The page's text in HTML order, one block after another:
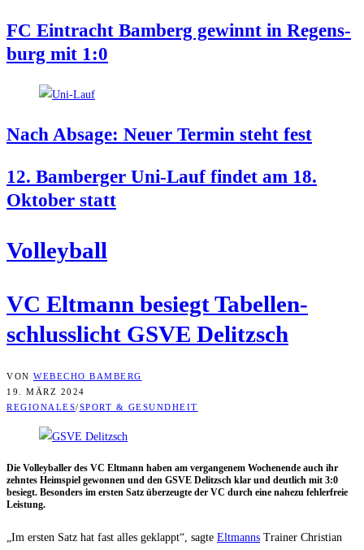
FC Ein­tracht Bam­berg gewinnt in Regens­
burg mit 1:0
Nach Absa­ge: Neu­er Ter­min steht fest
12. Bam­ber­ger Uni-Lauf fin­det am 18.
Okto­ber statt
Vol­ley­ball
VC Elt­mann besiegt Tabel­len­
schluss­licht GSVE Delitzsch
VON WEBECHO BAMBERG
19. MÄRZ 2024
REGIONALES/SPORT & GESUNDHEIT
Die Vol­ley­bal­ler des VC Elt­mann haben am ver­gan­ge­nem Wochen­en­de auch ihr
zehn­tes Heim­spiel gewon­nen und den GSVE Delitzsch klar und deut­lich mit 3:0
besiegt. Beson­ders im ers­ten Satz über­zeug­te der VC durch eine nahe­zu feh­ler­freie
Leistung.
„Im ers­ten Satz hat fast alles geklappt“, sag­te Elt­manns Trai­ner Chris­ti­an